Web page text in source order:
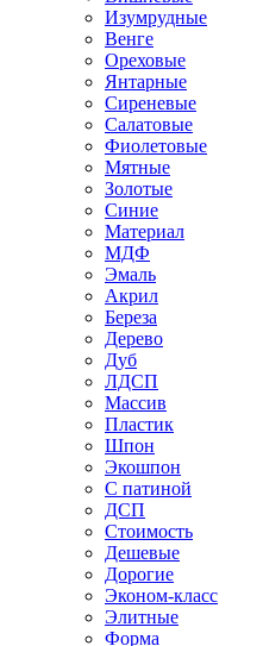
Изумрудные
Венге
Ореховые
Янтарные
Сиреневые
Салатовые
Фиолетовые
Мятные
Золотые
Синие
Материал
МДФ
Эмаль
Акрил
Береза
Дерево
Дуб
ЛДСП
Массив
Пластик
Шпон
Экошпон
С патиной
ДСП
Стоимость
Дешевые
Дорогие
Эконом-класс
Элитные
Форма